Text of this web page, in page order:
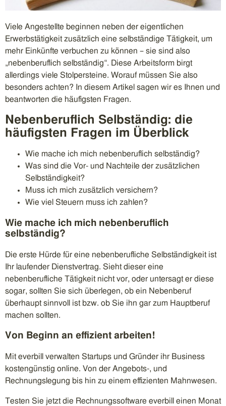
Viele Angestellte beginnen neben der eigentlichen
Erwerbstätigkeit zusätzlich eine selbständige Tätigkeit, um
mehr Einkünfte verbuchen zu können – sie sind also
„nebenberuflich selbständig“. Diese Arbeitsform birgt
allerdings viele Stolpersteine. Worauf müssen Sie also
besonders achten? In diesem Artikel sagen wir es Ihnen und
beantworten die häufigsten Fragen.
Nebenberuflich Selbständig: die
häufigsten Fragen im Überblick
Wie mache ich mich nebenberuflich selbständig?
Was sind die Vor- und Nachteile der zusätzlichen
Selbständigkeit?
Muss ich mich zusätzlich versichern?
Wie viel Steuern muss ich zahlen?
Wie mache ich mich nebenberuflich
selbständig?
Die erste Hürde für eine nebenberufliche Selbständigkeit ist
Ihr laufender Dienstvertrag. Sieht dieser eine
nebenberufliche Tätigkeit nicht vor, oder untersagt er diese
sogar, sollten Sie sich überlegen, ob ein Nebenberuf
überhaupt sinnvoll ist bzw. ob Sie ihn gar zum Hauptberuf
machen sollten.
Von Beginn an effizient arbeiten!
Mit everbill verwalten Startups und Gründer ihr Business
kostengünstig online. Von der Angebots-, und
Rechnungslegung bis hin zu einem effizienten Mahnwesen.
Testen Sie jetzt die Rechnungssoftware everbill einen Monat